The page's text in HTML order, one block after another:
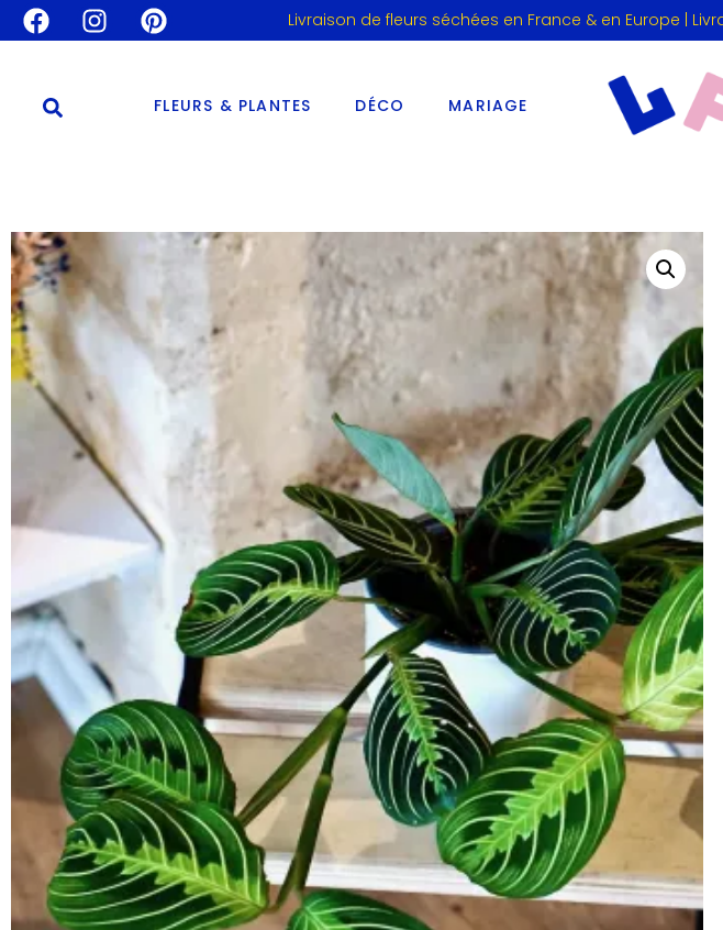
Livraison de fleurs séchées en France & en Europe |
FLEURS & PLANTES DÉCO MARIAGE